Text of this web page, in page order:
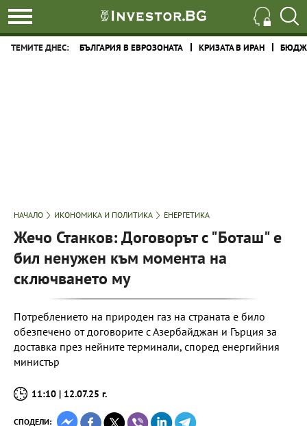
ТЕМИТЕ ДНЕС: БЪЛГАРИЯ В ЕВРОЗОНАТА КРИЗАТА В ИРАН
НАЧАЛО ИКОНОМИКА И ПОЛИТИКА ЕНЕРГЕТИКА
Жечо Станков: Договорът с "Боташ" е
бил ненужен към момента на
сключването му
Потреблението на природен газ на страната е било
обезпечено от договорите с Азербайджан и Гърция за
доставка през нейните терминали, според енергийния
министър
11:10 | 12.07.25 г.
СПОДЕЛИ: